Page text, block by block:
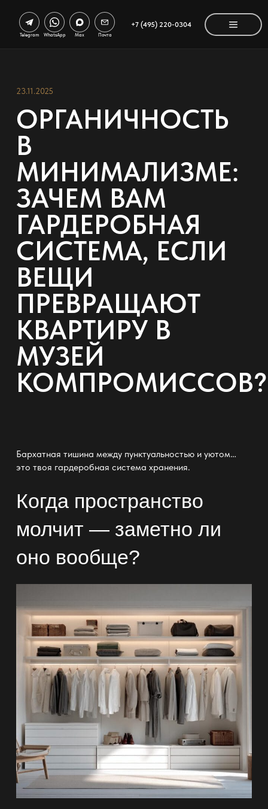
+7 (495) 220-0304
Telegram WhatsApp Max Почта
23.11.2025
ОРГАНИЧНОСТЬ
В
МИНИМАЛИЗМЕ:
ЗАЧЕМ ВАМ
ГАРДЕРОБНАЯ
СИСТЕМА, ЕСЛИ
ВЕЩИ
ПРЕВРАЩАЮТ
КВАРТИРУ В
МУЗЕЙ
КОМПРОМИССОВ?
Бархатная тишина между пунктуальностью и уютом…
это твоя гардеробная система хранения.
Когда пространство
молчит — заметно ли
оно вообще?